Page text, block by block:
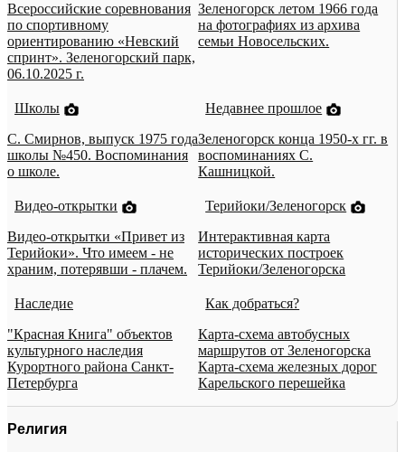
Всероссийские соревнования
по спортивному
ориентированию «Невский
спринт». Зеленогорский парк,
06.10.2025 г.
Зеленогорск летом 1966 года
на фотографиях из архива
семьи Новосельских.
Школы
С. Смирнов, выпуск 1975 года
школы №450. Воспоминания
о школе.
Недавнее прошлое
Зеленогорск конца 1950-х гг. в
воспоминаниях С.
Кашницкой.
Видео-открытки
Видео-открытки «Привет из
Терийоки». Что имеем - не
храним, потерявши - плачем.
Терийоки/Зеленогорск
Интерактивная карта
исторических построек
Терийоки/Зеленогорска
Наследие
"Красная Книга" объектов
культурного наследия
Курортного района Санкт-
Петербурга
Как добраться?
Карта-схема автобусных
маршрутов от Зеленогорска
Карта-схема железных дорог
Карельского перешейка
Религия